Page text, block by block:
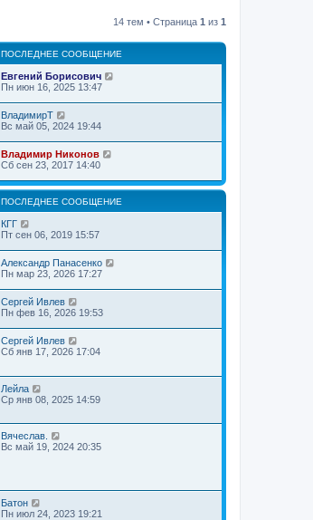
14 тем • Страница 1 из 1
ПОСЛЕДНЕЕ СООБЩЕНИЕ
Евгений Борисович
Пн июн 16, 2025 13:47
ВладимирТ
Вс май 05, 2024 19:44
Владимир Никонов
Сб сен 23, 2017 14:40
ПОСЛЕДНЕЕ СООБЩЕНИЕ
КГГ
Пт сен 06, 2019 15:57
Александр Панасенко
Пн мар 23, 2026 17:27
Сергей Ивлев
Пн фев 16, 2026 19:53
Сергей Ивлев
Сб янв 17, 2026 17:04
Лейла
Ср янв 08, 2025 14:59
Вячеслав.
Вс май 19, 2024 20:35
Батон
Пн июл 24, 2023 19:21